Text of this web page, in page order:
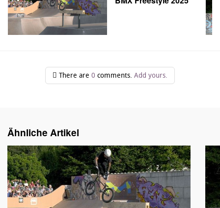
There are 0 comments. Add yours.
Ähnliche Artikel